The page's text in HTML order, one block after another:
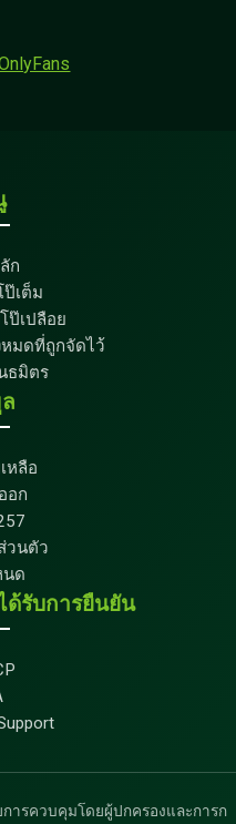
ก
เต็ม
ป๊เปลือย
มดที่ถูกจัดไว้
ธมิตร
หลือ
อก
วนตัว
นด
ด้รับการยืนยัน
ารควบคุมโดยผู้ปกครองและการก